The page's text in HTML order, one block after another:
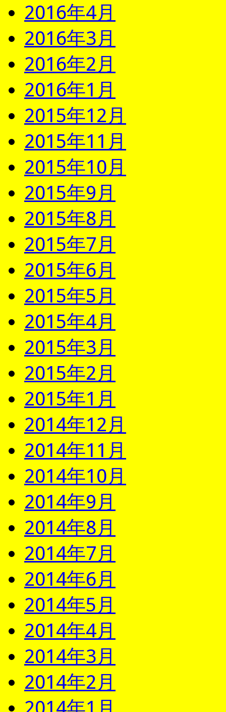
2016年4月
2016年3月
2016年2月
2016年1月
2015年12月
2015年11月
2015年10月
2015年9月
2015年8月
2015年7月
2015年6月
2015年5月
2015年4月
2015年3月
2015年2月
2015年1月
2014年12月
2014年11月
2014年10月
2014年9月
2014年8月
2014年7月
2014年6月
2014年5月
2014年4月
2014年3月
2014年2月